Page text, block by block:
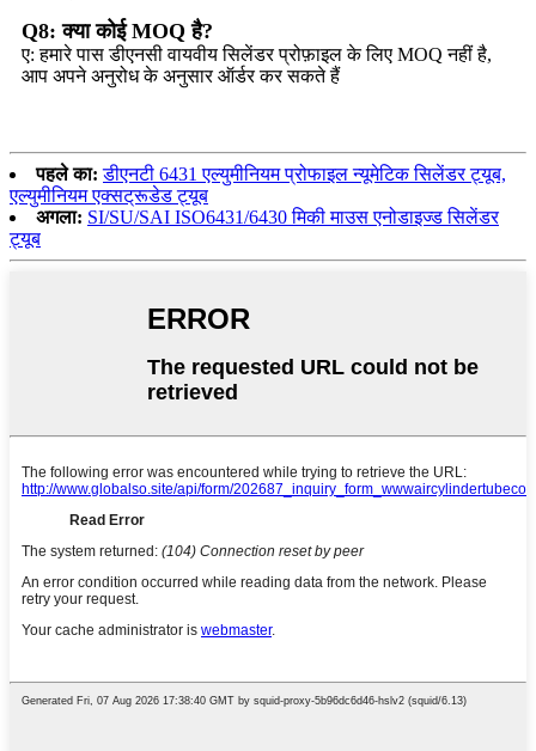
Q8: क्या कोई MOQ है?
ए: हमारे पास डीएनसी वायवीय सिलेंडर प्रोफ़ाइल के लिए MOQ नहीं है,
आप अपने अनुरोध के अनुसार ऑर्डर कर सकते हैं
पहले का: डीएनटी 6431 एल्युमीनियम प्रोफाइल न्यूमेटिक सिलेंडर ट्यूब,
एल्युमीनियम एक्सट्रूडेड ट्यूब
अगला: SI/SU/SAI ISO6431/6430 मिकी माउस एनोडाइज्ड सिलेंडर
ट्यूब